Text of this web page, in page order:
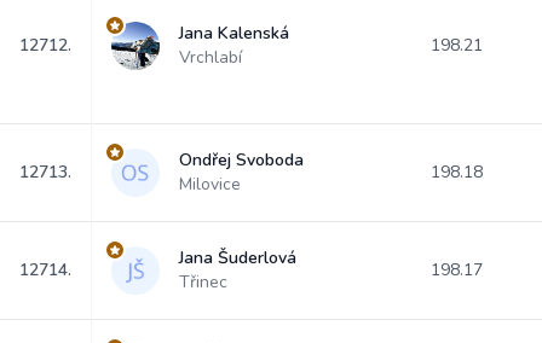
12712.
Jana Kalenská
Vrchlabí
198.21
12713.
Ondřej Svoboda
Milovice
198.18
12714.
Jana Šuderlová
Třinec
198.17